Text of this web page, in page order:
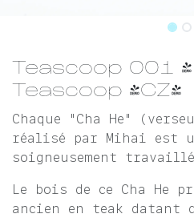
Teascoop 001 -
Teascoop (CZ)
Chaque "Cha He"
réalisé par Mihai est
soigneusement
Le bois de ce Cha He
ancien en teak datant